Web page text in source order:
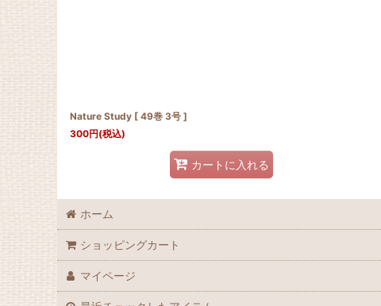
Nature Study [ 49巻 3号 ]
300円(税込)
カートに入れる
ホーム
ショッピングカート
マイページ